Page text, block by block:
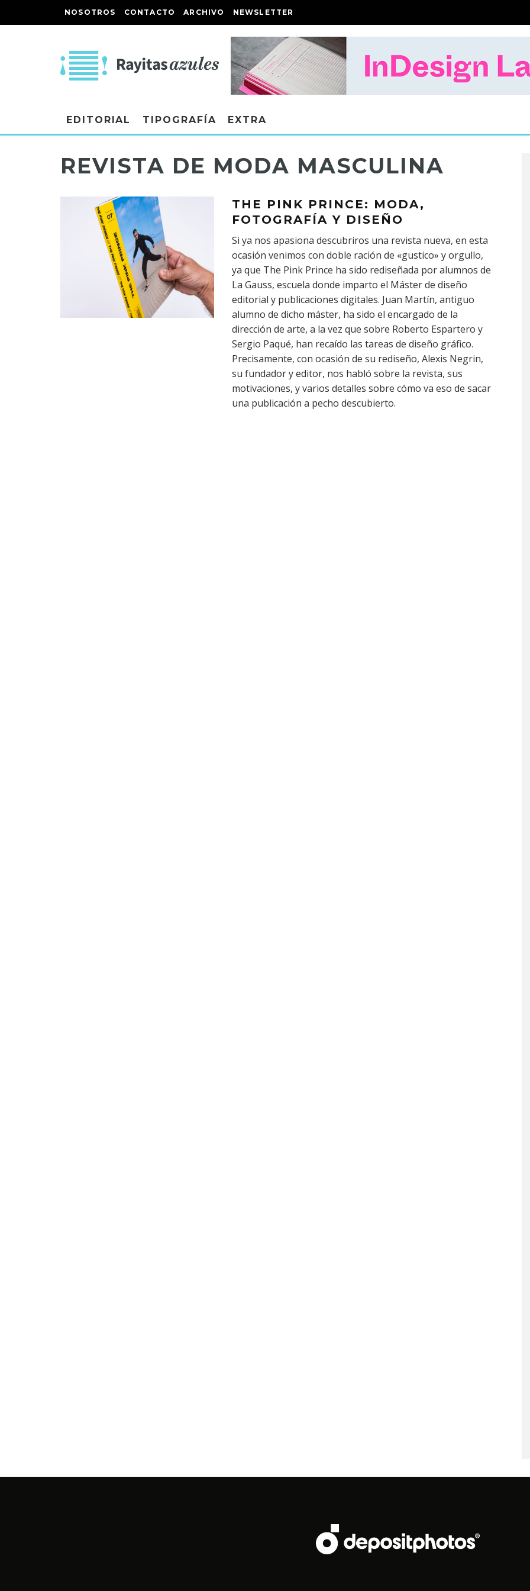
NOSOTROS CONTACTO ARCHIVO NEWSLETTER
EDITORIAL TIPOGRAFÍA EXTRA
REVISTA DE MODA MASCULINA
THE PINK PRINCE: MODA,
FOTOGRAFÍA Y DISEÑO
Si ya nos apasiona descubriros una revista nueva, en esta
ocasión venimos con doble ración de «gustico» y orgullo,
ya que The Pink Prince ha sido rediseñada por alumnos de
La Gauss, escuela donde imparto el Máster de diseño
editorial y publicaciones digitales. Juan Martín, antiguo
alumno de dicho máster, ha sido el encargado de la
dirección de arte, a la vez que sobre Roberto Espartero y
Sergio Paqué, han recaído las tareas de diseño gráfico.
Precisamente, con ocasión de su rediseño, Alexis Negrin,
su fundador y editor, nos habló sobre la revista, sus
motivaciones, y varios detalles sobre cómo va eso de sacar
una publicación a pecho descubierto.